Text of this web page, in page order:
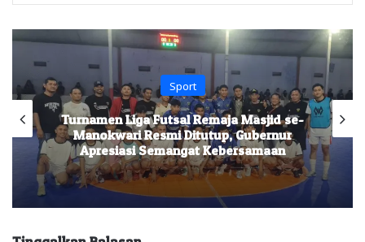
Sport
Turnamen Liga Futsal Remaja Masjid se-
Manokwari Resmi Ditutup, Gubernur
Apresiasi Semangat Kebersamaan